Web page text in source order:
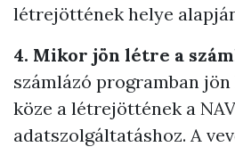
létrejöttének helye
4. Mikor jön létre a
számlázó programban
köze a létrejöttének a
adatszolgáltatáshoz. A